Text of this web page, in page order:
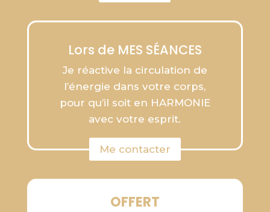
Lors de MES SÉANCES
Je réactive la circulation de
l’énergie dans votre corps,
pour qu’il soit en HARMONIE
avec votre esprit.
Me contacter
OFFERT